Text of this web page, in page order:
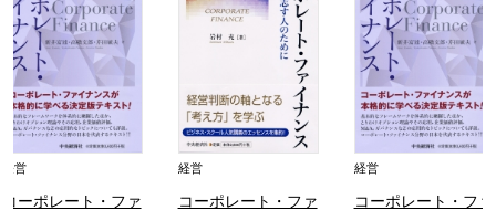
経営
コーポレート・ファ
経営
コーポレート・ファ
経営
コーポレート・ファ